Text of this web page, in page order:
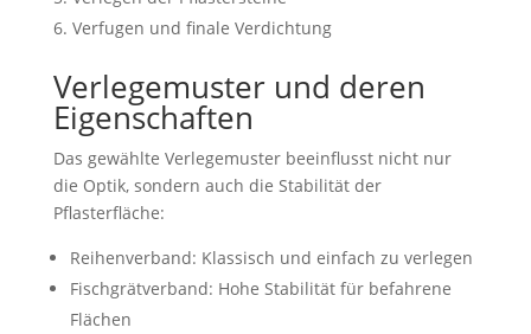
Verfugen und finale Verdichtung
Verlegemuster und deren
Eigenschaften
Das gewählte Verlegemuster beeinflusst nicht nur
die Optik, sondern auch die Stabilität der
Pflasterfläche:
Reihenverband: Klassisch und einfach zu verlegen
Fischgrätverband: Hohe Stabilität für befahrene
Flächen